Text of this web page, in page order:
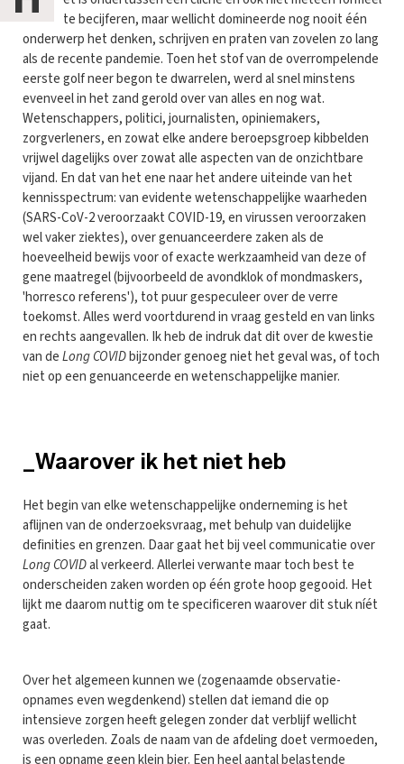
te becijferen, maar wellicht domineerde nog nooit één
onderwerp het denken, schrijven en praten van zovelen zo lang
als de recente pandemie. Toen het stof van de overrompelende
eerste golf neer begon te dwarrelen, werd al snel minstens
evenveel in het zand gerold over van alles en nog wat.
Wetenschappers, politici, journalisten, opiniemakers,
zorgverleners, en zowat elke andere beroepsgroep kibbelden
vrijwel dagelijks over zowat alle aspecten van de onzichtbare
vijand. En dat van het ene naar het andere uiteinde van het
kennisspectrum: van evidente wetenschappelijke waarheden
(SARS-CoV-2 veroorzaakt COVID-19, en virussen veroorzaken
wel vaker ziektes), over genuanceerdere zaken als de
hoeveelheid bewijs voor of exacte werkzaamheid van deze of
gene maatregel (bijvoorbeeld de avondklok of mondmaskers,
'horresco referens'), tot puur gespeculeer over de verre
toekomst. Alles werd voortdurend in vraag gesteld en van links
en rechts aangevallen. Ik heb de indruk dat dit over de kwestie
van deLong COVIDbijzonder genoeg niet het geval was, of toch
niet op een genuanceerde en wetenschappelijke manier.
_Waarover ik het niet heb
Het begin van elke wetenschappelijke onderneming is het
aflijnen van de onderzoeksvraag, met behulp van duidelijke
definities en grenzen. Daar gaat het bij veel communicatie over
Long COVIDal verkeerd. Allerlei verwante maar toch best te
onderscheiden zaken worden op één grote hoop gegooid. Het
lijkt me daarom nuttig om te specificeren waarover dit stuk níét
gaat.
Over het algemeen kunnen we (zogenaamde observatie-
opnames even wegdenkend) stellen dat iemand die op
intensieve zorgen heeft gelegen zonder dat verblijf wellicht
was overleden. Zoals de naam van de afdeling doet vermoeden,
is een opname geen klein bier. Een heel aantal belastende